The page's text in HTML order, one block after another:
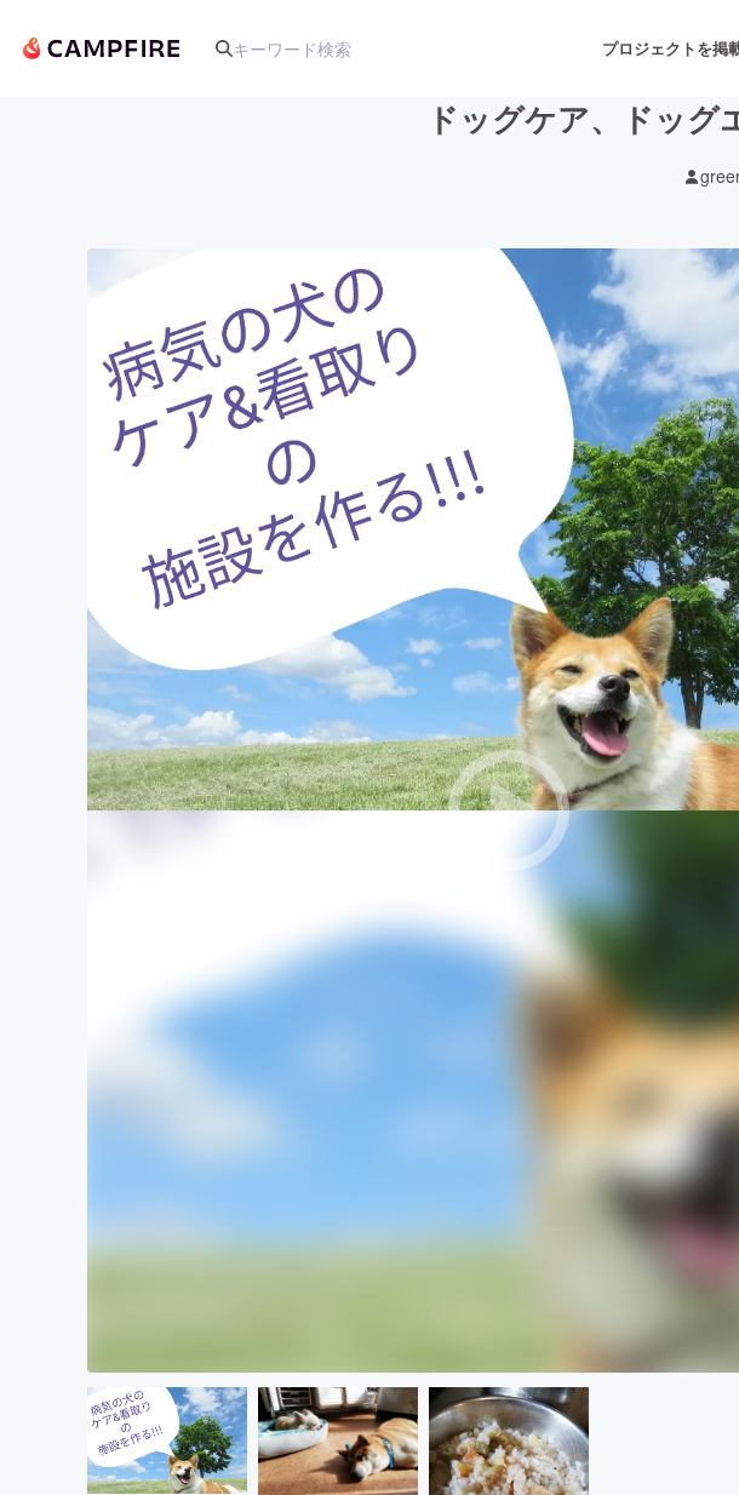
プロジェクトを掲
アート・写真 音楽
テクノロジー・ガジェット ゲーム・サービス開発
映像・映画 書籍・雑誌出版
ビジネス・起業 チャレンジ
まちづくり・地域活性化
CAMPFIRE
CAMPFIRE
ドッグケア、ドッグ